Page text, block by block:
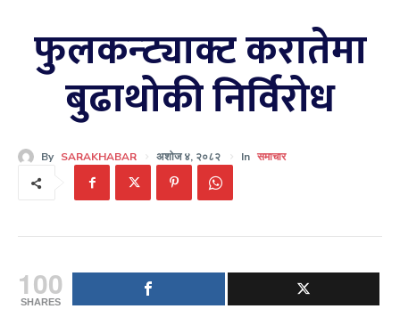
फुलकन्ट्याक्ट करातेमा
बुढाथोकी निर्विरोध
By SARAKHABAR अशोज ४, २०८२ In समाचार
100
SHARES